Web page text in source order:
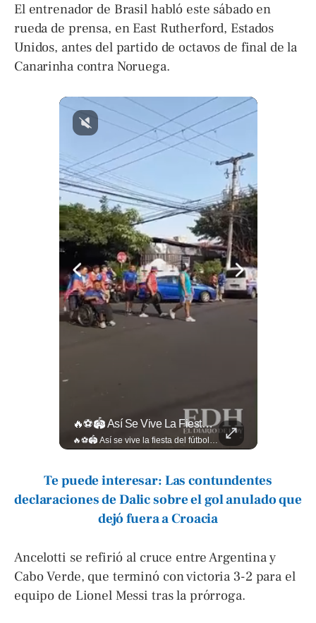
El entrenador de Brasil habló este sábado en
rueda de prensa, en East Rutherford, Estados
Unidos, antes del partido de octavos de final de la
Canarinha contra Noruega.
🔥⚽🏟️ Así Se Vive La Fiesta Del Fútbol Salvadoreño: La Pasión De Tigrillos Y Aguiluchos Ya Enciende El Ambiente Previo A La Gran Final Entre...
🔥⚽🏟️ Así se vive la fiesta del fútbol salvadoreño: la pasión de tigrillos y aguiluchos ya enciende el ambiente previo a la gran final entre FAS y Águila en el Estadio Jorge “Mágico” González. Más detalles en➡️eldiariodehoy.com #Deportes #Fas #Aguila #Finalfutbolsalvadoreño
Te puede interesar: Las contundentes
declaraciones de Dalic sobre el gol anulado que
dejó fuera a Croacia
Ancelotti se refirió al cruce entre Argentina y
Cabo Verde, que terminó con victoria 3-2 para el
equipo de Lionel Messi tras la prórroga.